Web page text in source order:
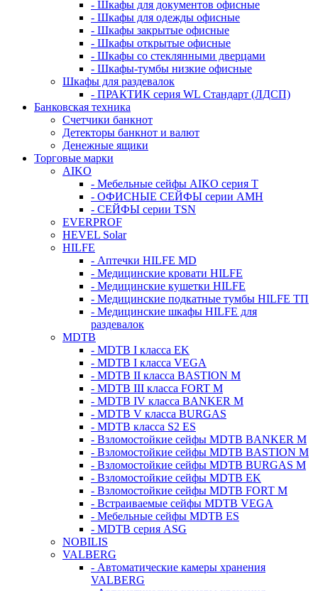
- Шкафы для документов офисные
- Шкафы для одежды офисные
- Шкафы закрытые офисные
- Шкафы открытые офисные
- Шкафы со стеклянными дверцами
- Шкафы-тумбы низкие офисные
Шкафы для раздевалок
- ПРАКТИК серия WL Стандарт (ЛДСП)
Банковская техника
Счетчики банкнот
Детекторы банкнот и валют
Денежные ящики
Торговые марки
AIKO
- Мебельные сейфы AIKO серия Т
- ОФИСНЫЕ СЕЙФЫ серии AMH
- СЕЙФЫ серии TSN
EVERPROF
HEVEL Solar
HILFE
- Аптечки HILFE MD
- Медицинские кровати HILFE
- Медицинские кушетки HILFE
- Медицинские подкатные тумбы HILFE ТП
- Медицинские шкафы HILFE для
раздевалок
MDTB
- MDTB I класса EK
- MDTB I класса VEGA
- MDTB II класса BASTION M
- MDTB III класса FORT M
- MDTB IV класса BANKER M
- MDTB V класса BURGAS
- MDTB класса S2 ES
- Взломостойкие сейфы MDTB BANKER M
- Взломостойкие сейфы MDTB BASTION M
- Взломостойкие сейфы MDTB BURGAS M
- Взломостойкие сейфы MDTB EK
- Взломостойкие сейфы MDTB FORT M
- Встраиваемые сейфы MDTB VEGA
- Мебельные сейфы MDTB ES
- MDTB серия ASG
NOBILIS
VALBERG
- Автоматические камеры хранения
VALBERG